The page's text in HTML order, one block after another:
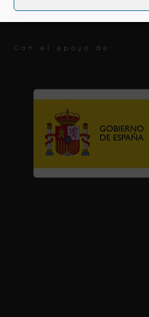
Con el apoyo de: